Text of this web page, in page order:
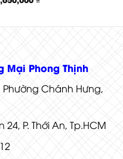
Mại Phong Thịnh
Phường Chánh Hưng,
P. Thới An, Tp.HCM